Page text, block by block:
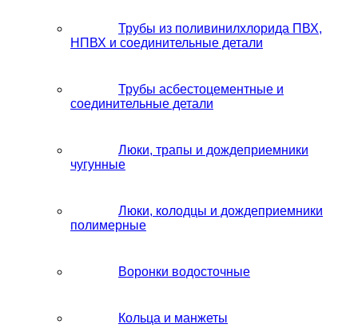
Трубы из поливинилхлорида ПВХ,
НПВХ и соединительные детали
Трубы асбестоцементные и
соединительные детали
Люки, трапы и дождеприемники
чугунные
Люки, колодцы и дождеприемники
полимерные
Воронки водосточные
Кольца и манжеты